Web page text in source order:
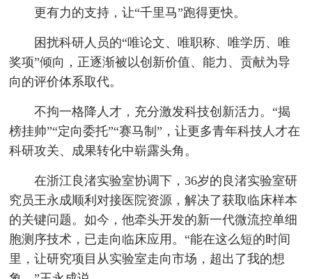
更有力的支持，让“千里马”跑得更快。
困扰科研人员的“唯论文、唯职称、唯学历、唯
奖项”倾向，正逐渐被以创新价值、能力、贡献为导
向的评价体系取代。
不拘一格降人才，充分激发科技创新活力。“揭
榜挂帅”“定向委托”“赛马制”，让更多青年科技人才在
科研攻关、成果转化中崭露头角。
在浙江良渚实验室协调下，36岁的良渚实验室研
究员王永成顺利对接医院资源，解决了获取临床样本
的关键问题。如今，他牵头开发的新一代微流控单细
胞测序技术，已走向临床应用。“能在这么短的时间
里，让研究项目从实验室走向市场，超出了我的想